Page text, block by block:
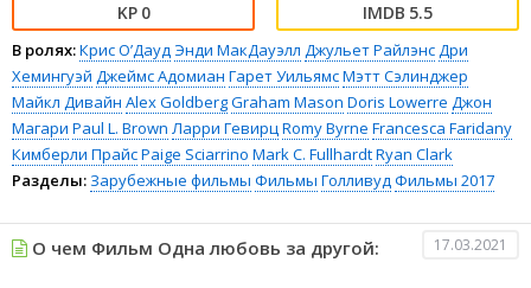
0 5.5
В ролях:Крис О’ДаудЭнди МакДауэлл Джульет РайлэнсДри
Хемингуэй Джеймс Адомиан Гарет УильямсМэтт Сэлинджер
Майкл Дивайн Alex GoldbergGraham Mason Doris Lowerre Джон
Магари Paul L. Brown Ларри ГевирцRomy Byrne Francesca Faridany
Кимберли ПрайсPaige Sciarrino Mark C. FullhardtRyan Clark
Разделы: Зарубежные фильмы Фильмы ГолливудФильмы 2017
О чем Фильм Одна любовь за другой: 17.03.2021